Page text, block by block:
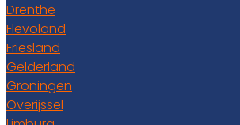
Drenthe
Flevoland
Friesland
Gelderland
Groningen
Overijssel